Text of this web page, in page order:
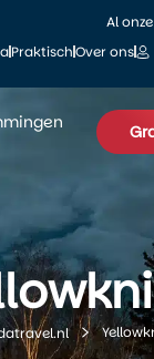
Al
PraktischOver ons